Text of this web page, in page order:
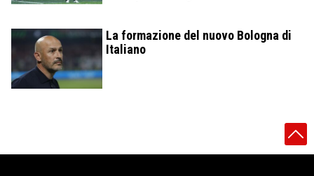
La formazione del nuovo Bologna di
Italiano